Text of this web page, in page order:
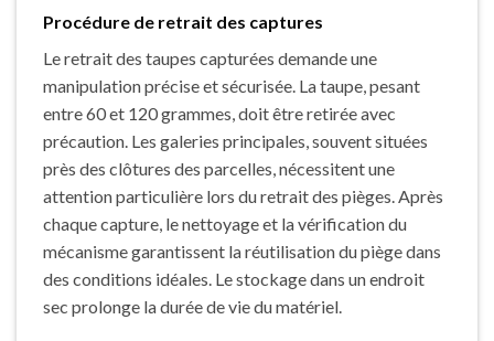
Procédure de retrait des captures
Le retrait des taupes capturées demande une
manipulation précise et sécurisée. La taupe, pesant
entre 60 et 120 grammes, doit être retirée avec
précaution. Les galeries principales, souvent situées
près des clôtures des parcelles, nécessitent une
attention particulière lors du retrait des pièges. Après
chaque capture, le nettoyage et la vérification du
mécanisme garantissent la réutilisation du piège dans
des conditions idéales. Le stockage dans un endroit
sec prolonge la durée de vie du matériel.